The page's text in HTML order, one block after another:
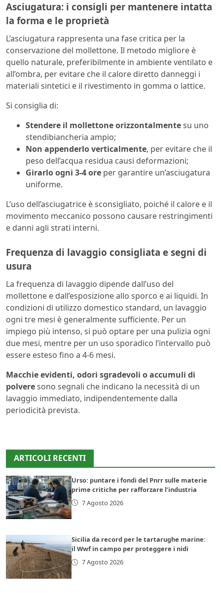
Asciugatura: i consigli per mantenere intatta
la forma e le proprietà
L’asciugatura rappresenta una fase critica per la
conservazione del mollettone. Il metodo migliore è
quello naturale, preferibilmente in ambiente ventilato e
all’ombra, per evitare che il calore diretto danneggi i
materiali sintetici e il rivestimento in gomma o lattice.
Si consiglia di:
Stendere il mollettone orizzontalmentesu uno
stendibiancheria ampio;
Non appenderlo verticalmente, per evitare che il
peso dell’acqua residua causi deformazioni;
Girarlo ogni 3-4 ore per garantire un’asciugatura
uniforme.
L’uso dell’asciugatrice è sconsigliato, poiché il calore e il
movimento meccanico possono causare restringimenti
e danni agli strati interni.
Frequenza di lavaggio consigliata e segni di
usura
La frequenza di lavaggio dipende dall’uso del
mollettone e dall’esposizione allo sporco e ai liquidi. In
condizioni di utilizzo domestico standard, un lavaggio
ogni tre mesi è generalmente sufficiente. Per un
impiego più intenso, si può optare per una pulizia ogni
due mesi, mentre per un uso sporadico l’intervallo può
essere esteso fino a 4-6 mesi.
Macchie evidenti, odori sgradevoli o accumuli di
polveresono segnali che indicano la necessità di un
lavaggio immediato, indipendentemente dalla
periodicità prevista.
ARTICOLI RECENTI
Urso: puntare i fondi del Pnrr sulle materie
prime critiche per rafforzare l’industria
7 Agosto 2026
Sicilia da record per le tartarughe marine:
il Wwf in campo per proteggere i nidi
7 Agosto 2026